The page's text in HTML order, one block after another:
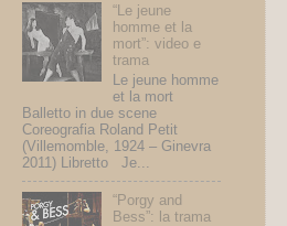
“Le jeune
homme et la
mort”: video e
trama
Le jeune homme
et la mort
Balletto in due scene
Coreografia Roland Petit
(Villemomble, 1924 – Ginevra
2011) Libretto Je...
“Porgy and
Bess”: la trama